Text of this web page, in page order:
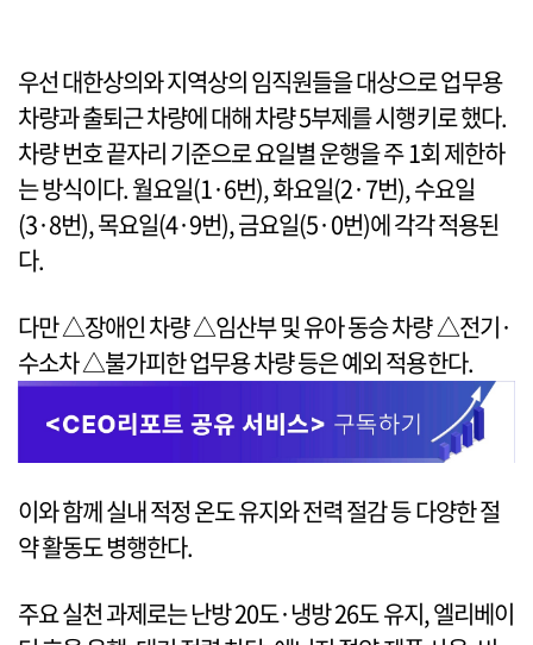
우선 대한상의와 지역상의 임직원들을 대상으로 업무용
차량과 출퇴근 차량에 대해 차량 5부제를 시행키로 했다.
차량 번호 끝자리 기준으로 요일별 운행을 주 1회 제한하
는 방식이다. 월요일(1·6번), 화요일(2·7번), 수요일
(3·8번), 목요일(4·9번), 금요일(5·0번)에 각각 적용된
다.
다만 △장애인 차량 △임산부 및 유아 동승 차량 △전기·
수소차 △불가피한 업무용 차량 등은 예외 적용한다.
이와 함께 실내 적정 온도 유지와 전력 절감 등 다양한 절
약 활동도 병행한다.
주요 실천 과제로는 난방 20도·냉방 26도 유지, 엘리베이